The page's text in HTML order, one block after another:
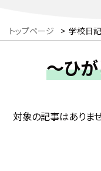
トップページ > 学校日記
～ひ
対象の記事はありま